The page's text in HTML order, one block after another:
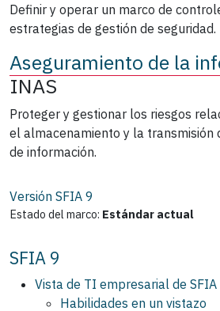
Definir y operar un marco de
estrategias de gestión de seguridad.
Aseguramiento de la
INAS
Proteger y gestionar los riesgos
el almacenamiento y la transmisión
de información.
Versión SFIA 9
Estado del marco: Estándar actual
SFIA 9
Vista de TI empresarial de SFIA
Habilidades en un vistazo